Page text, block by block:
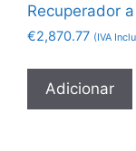
Recuperador
€2,870.77 (IVA
Adicionar